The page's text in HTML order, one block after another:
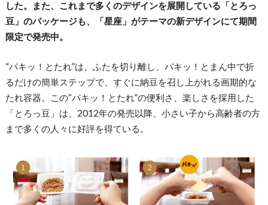
した。また、これまで多くのデザインを展開している「とろっ
豆」のパッケージも、「星座」がテーマの新デザインにて期間
限定で発売中。
“パキッ！とたれ”は、ふたを切り離し、パキッ！とまん中で折
るだけの簡単ステップで、すぐに納豆を召し上がれる画期的な
たれ容器。この“パキッ！とたれ”の便利さ、楽しさを採用した
「とろっ豆」は、2012年の発売以降、小さい子から高齢者の方
まで多くの人々に好評を得ている。